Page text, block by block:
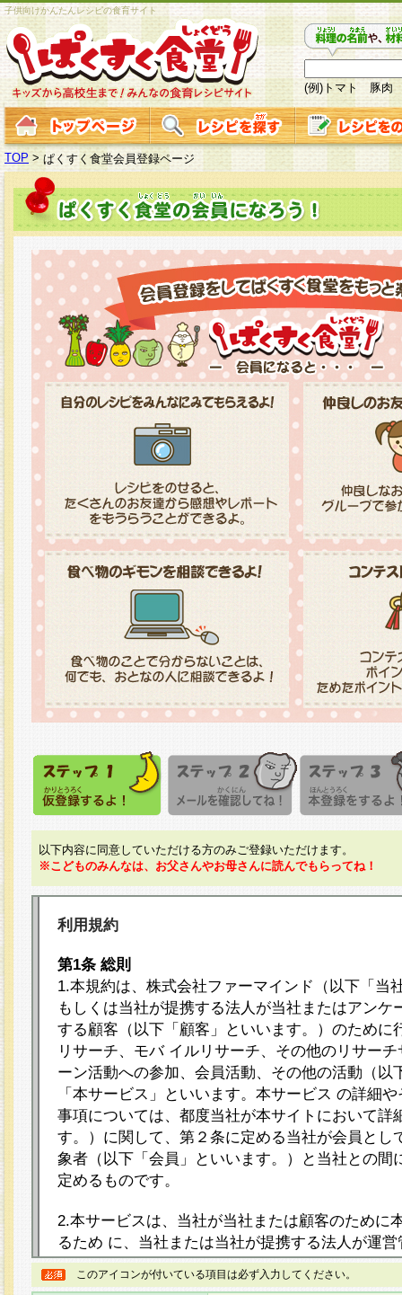
子供向けかんたんレシピの食育サイト
(例)トマト 豚肉
TOP > ぱくすく食堂会員登録ページ
以下内容に同意していただける方のみご登録いただけます。
※こどものみんなは、お父さんやお母さんに読んでもらってね！
利用規約
第1条 総則
1.本規約は、株式会社ファーマインド（以下「当
もしくは当社が提携する法人が当社またはアンケ
する顧客（以下「顧客」といいます。）のために
リサーチ、モバ イルリサーチ、その他のリサー
ーン活動への参加、会員活動、その他の活動（以
「本サービス」といいます。本サービス の詳細
事項については、都度当社が本サイトにおいて詳
す。）に関して、第２条に定める当社が会員とし
象者（以下「会員」といいます。）と当社との間
定めるものです。
2.本サービスは、当社が当社または顧客のために
るため に、当社または当社が提携する法人が運
ト（以下「本サイト」といいます。）上に本サー
ージを設け、会員がアンケー ト調査に回答する
このアイコンが付いている項目は必ず入力してください。